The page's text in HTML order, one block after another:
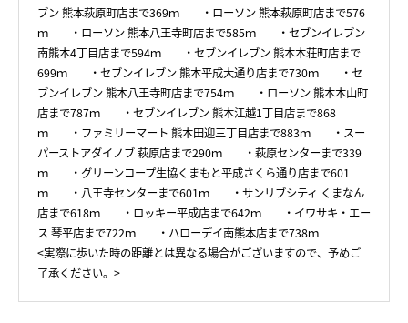
ブン 熊本萩原町店まで369ｍ ・ローソン 熊本萩原町店まで576
ｍ ・ローソン 熊本八王寺町店まで585ｍ ・セブンイレブン
南熊本4丁目店まで594ｍ ・セブンイレブン 熊本本荘町店まで
699ｍ ・セブンイレブン 熊本平成大通り店まで730ｍ ・セ
ブンイレブン 熊本八王寺町店まで754ｍ ・ローソン 熊本本山町
店まで787ｍ ・セブンイレブン 熊本江越1丁目店まで868
ｍ ・ファミリーマート 熊本田迎三丁目店まで883ｍ ・スー
パーストアダイノブ 萩原店まで290ｍ ・萩原センターまで339
ｍ ・グリーンコープ生協くまもと平成さくら通り店まで601
ｍ ・八王寺センターまで601ｍ ・サンリブシティ くまなん
店まで618ｍ ・ロッキー平成店まで642ｍ ・イワサキ・エー
ス 琴平店まで722ｍ ・ハローデイ南熊本店まで738ｍ
<実際に歩いた時の距離とは異なる場合がございますので、予めご
了承ください。>